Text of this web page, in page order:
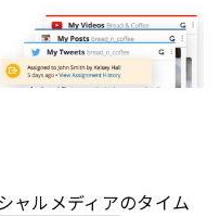
ャルメディアのタイム